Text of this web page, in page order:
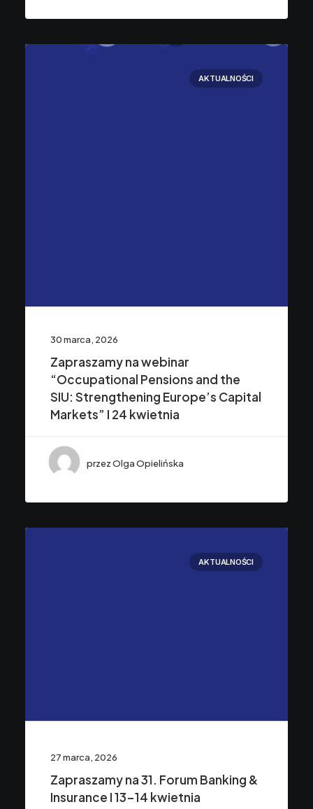
AKTUALNOŚCI
30 marca, 2026
Zapraszamy na webinar
“Occupational Pensions and the
SIU: Strengthening Europe’s Capital
Markets” I 24 kwietnia
przez Olga Opielińska
AKTUALNOŚCI
27 marca, 2026
Zapraszamy na 31. Forum Banking &
Insurance I 13-14 kwietnia